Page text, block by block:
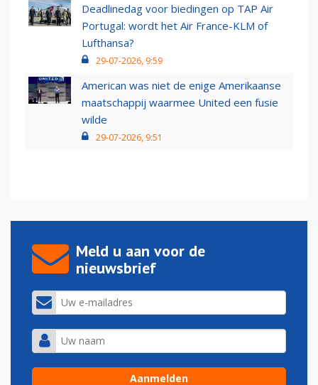
Deadlinedag voor biedingen op TAP Air
Portugal: wordt het Air France-KLM of
Lufthansa?
29-07-2026, 9:59
American was niet de enige Amerikaanse
maatschappij waarmee United een fusie
wilde
29-07-2026, 9:51
Meld u aan voor de
nieuwsbrief